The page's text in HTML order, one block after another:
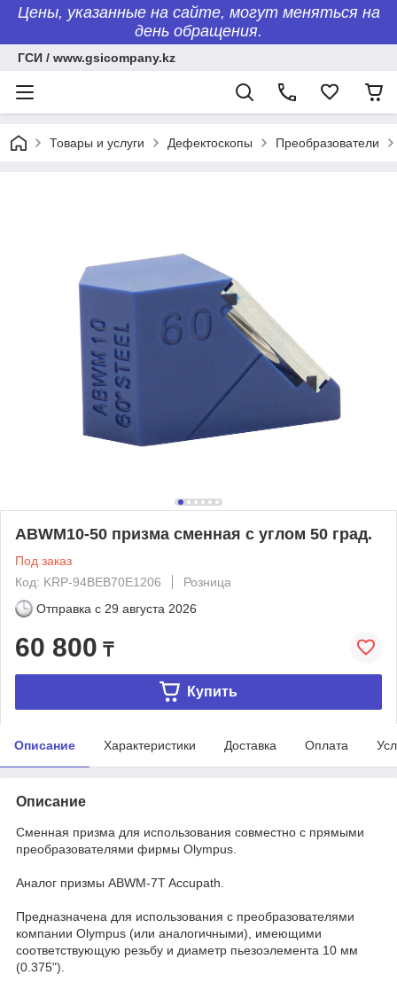
Цены, указанные на сайте, могут меняться на
день обращения.
ГСИ / www.gsicompany.kz
Товары и услуги Дефектоскопы Преобразователи
ABWM10-50 призма сменная с углом 50 град.
Под заказ
Код: KRP-94BEB70E1206
Розница
Отправка с 29 августа 2026
60 800 ₸
Купить
Описание Характеристики Доставка Оплата
Описание
Сменная призма для использования совместно с прямыми
преобразователями фирмы Olympus.
Аналог призмы ABWM-7T Accupath.
Предназначена для использования с преобразователями
компании Olympus (или аналогичными), имеющими
соответствующую резьбу и диаметр пьезоэлемента 10 мм
(0.375").